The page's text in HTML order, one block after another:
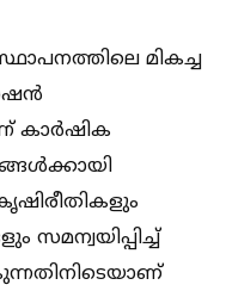
മികച്ച
കാർഷിക
സമന്വയിപ്പിച്ച്‌